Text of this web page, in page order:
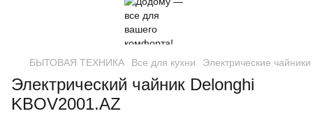
БЫТОВАЯ ТЕХНИКА Все для кухни Электрические чайники
Электрический чайник Delonghi
KBOV2001.AZ